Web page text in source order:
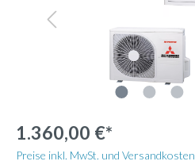
1.360,00 €*
Preise inkl. MwSt. und Versandkosten